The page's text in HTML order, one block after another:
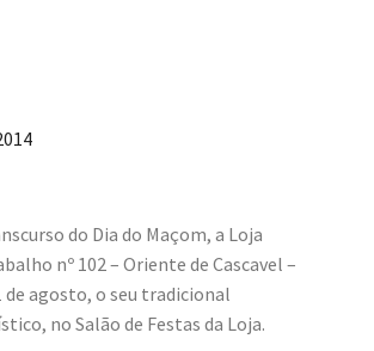
do Dia do Maçom, a Loja
nº 102 – Oriente de Cascavel –
de agosto, o seu tradicional
no Salão de Festas da Loja.